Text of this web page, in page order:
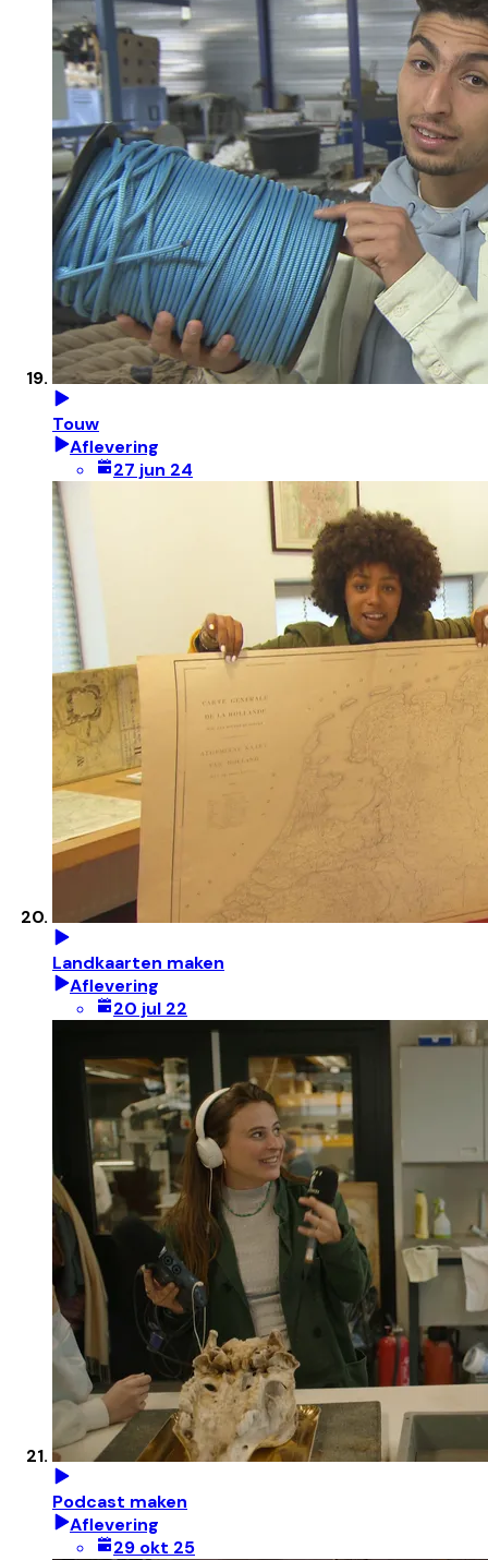
Touw
Aflevering
27 jun 24
Landkaarten maken
Aflevering
20 jul 22
Podcast maken
Aflevering
29 okt 25